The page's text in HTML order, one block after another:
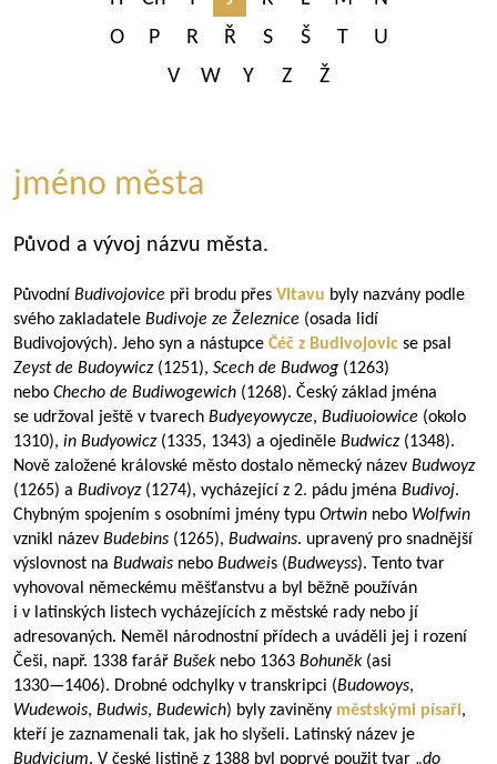
O
P R Ř S Š T
U
V
W Y Z Ž
jméno města
Původ a vývoj názvu města.
Původní Budivojovice při brodu přes Vltavu byly nazvány podle
svého zakladatele Budivoje ze Železnice (osada lidí
Budivojových). Jeho syn a nástupce Čéč z Budivojovic se psal
Zeyst de Budoywicz(1251), Scech de Budwog (1263)
nebo Checho de Budiwogewich (1268). Český základ jména
se udržoval ještě v tvarech Budyeyowycze, Budiuoiowice (okolo
1310), in Budyowicz(1335, 1343) a ojediněle Budwicz(1348).
Nově založené královské město dostalo německý název Budwoyz
(1265) a Budivoyz(1274), vycházející z 2. pádu jména Budivoj.
Chybným spojením s osobními jmény typu Ortwin nebo Wolfwin
vznikl název Budebins (1265), Budwains. upravený pro snadnější
výslovnost na Budwais nebo Budweis (Budweyss). Tento tvar
vyhovoval německému měšťanstvu a byl běžně používán
i v latinských listech vycházejících z městské rady nebo jí
adresovaných. Neměl národnostní přídech a uváděli jej i rození
Češi, např. 1338 farář Bušek nebo 1363 Bohuněk(asi
1330—1406). Drobné odchylky v transkripci (Budowoys,
Wudewois, Budwis, Budewich) byly zaviněny městskými písaři,
kteří je zaznamenali tak, jak ho slyšeli. Latinský název je
Budvicium. V české listině z 1388 byl poprvé použit tvar „do